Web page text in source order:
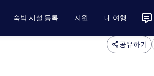
숙박 시설 등록 지원 내 여행
공유하기